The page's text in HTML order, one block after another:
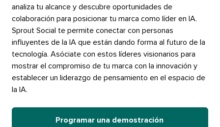
analiza tu alcance y descubre oportunidades de
colaboración para posicionar tu marca como líder en IA.​​
Sprout Social te permite conectar con personas
influyentes de la IA que están dando forma al futuro de la
tecnología. Asóciate con estos líderes visionarios para
mostrar el compromiso de tu marca con la innovación y
establecer un liderazgo de pensamiento en el espacio de
la IA.​​
Programar una demostración​​